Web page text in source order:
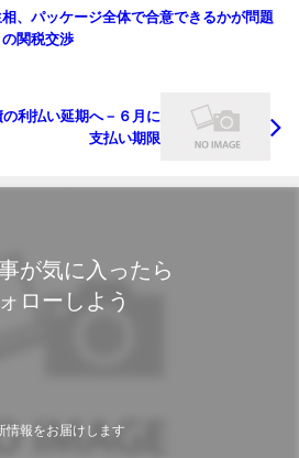
、パッケージ全体で合意できるかが問題
関税交渉
利払い延期へ－６月に
支払い期限
が気に入ったら
ローしよう
情報をお届けします